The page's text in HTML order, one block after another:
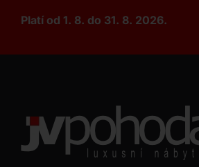
Platí od 1. 8. do 31. 8. 2026.